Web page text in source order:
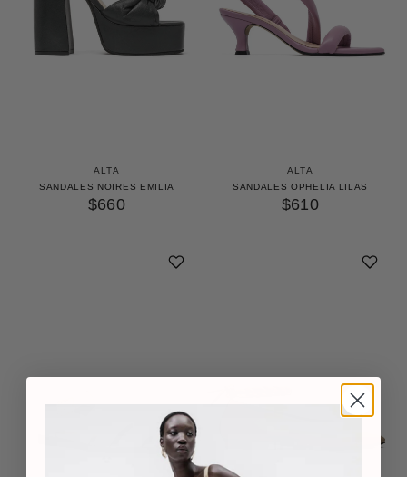
ALTA
SANDALES NOIRES EMILIA
$660
ALTA
SANDALES OPHELIA LILAS
$610